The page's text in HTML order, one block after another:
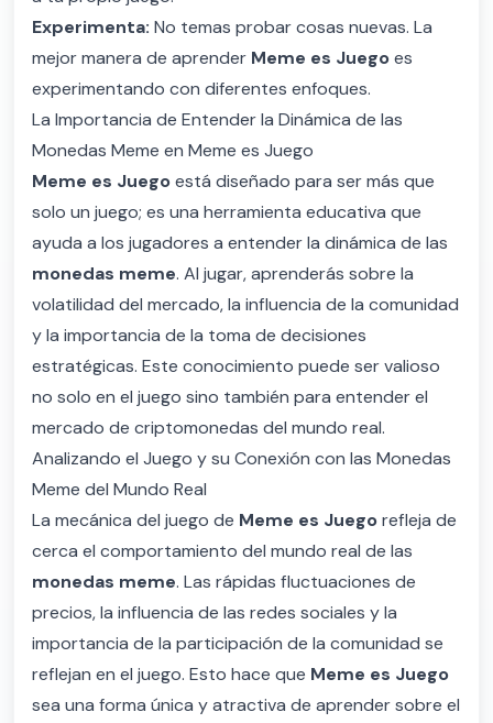
Experimenta: No temas probar cosas nuevas. La
mejor manera de aprender Meme es Juegoes
experimentando con diferentes enfoques.
La Importancia de Entender la Dinámica de las
Monedas Meme en Meme es Juego
Meme es Juegoestá diseñado para ser más que
solo un juego; es una herramienta educativa que
ayuda a los jugadores a entender la dinámica de las
monedas meme. Al jugar, aprenderás sobre la
volatilidad del mercado, la influencia de la comunidad
y la importancia de la toma de decisiones
estratégicas. Este conocimiento puede ser valioso
no solo en el juego sino también para entender el
mercado de criptomonedas del mundo real.
Analizando el Juego y su Conexión con las Monedas
Meme del Mundo Real
La mecánica del juego de Meme es Juegorefleja de
cerca el comportamiento del mundo real de las
monedas meme. Las rápidas fluctuaciones de
precios, la influencia de las redes sociales y la
importancia de la participación de la comunidad se
reflejan en el juego. Esto hace que Meme es Juego
sea una forma única y atractiva de aprender sobre el